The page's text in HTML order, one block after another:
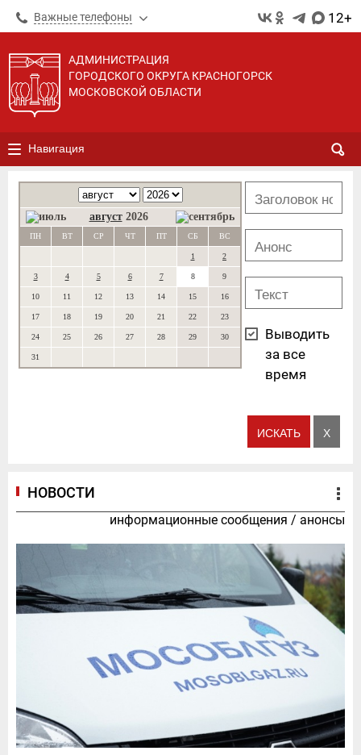
Важные телефоны 12+
АДМИНИСТРАЦИЯ
ГОРОДСКОГО ОКРУГА КРАСНОГОРСК
МОСКОВСКОЙ ОБЛАСТИ
Навигация
август 2026
ПН ВТ СР ЧТ ПТ СБ ВС
1 2
3 4 5 6 7 8 9
10 11 12 13 14 15 16
17 18 19 20 21 22 23
24 25 26 27 28 29 30
31
Выводить
за все
время
НОВОСТИ
информационные сообщения / анонсы